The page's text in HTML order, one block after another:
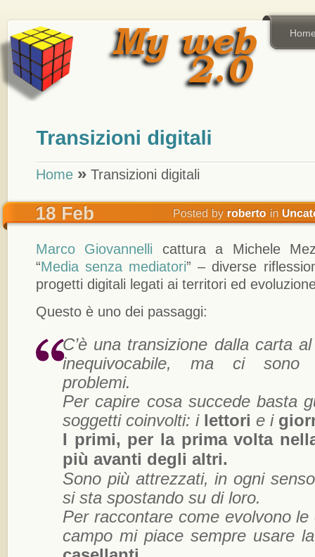
Home » Transizioni digitali
Marco Giovannelli cattura a Michele
“Media senza mediatori” – diverse
progetti digitali legati ai territori ed
Questo è uno dei passaggi:
C’è una transizione dalla carta
inequivocabile, ma ci sono
problemi.
Per capire cosa succede basta
soggetti coinvolti: i lettori e i
I primi, per la prima volta
più avanti degli altri.
Sono più attrezzati, in ogni
si sta spostando su di loro.
Per raccontare come evolvono
campo mi piace sempre usare